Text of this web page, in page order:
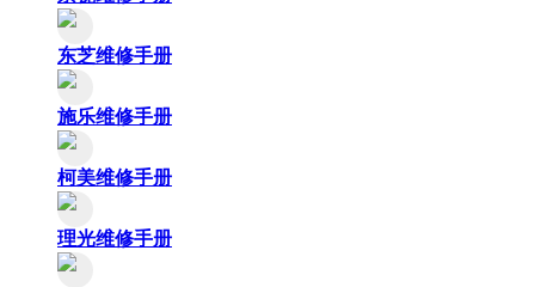
东芝维修手册
施乐维修手册
柯美维修手册
理光维修手册